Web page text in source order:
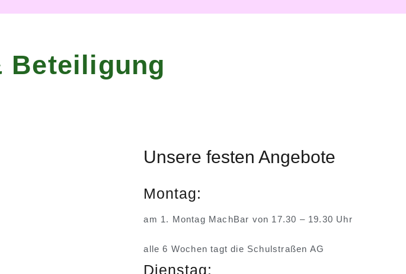
Beteiligung
Unsere festen Angebote
Montag:
am 1. Montag MachBar von 17.30 – 19.30 Uhr
alle 6 Wochen tagt die Schulstraßen AG
Dienstag: